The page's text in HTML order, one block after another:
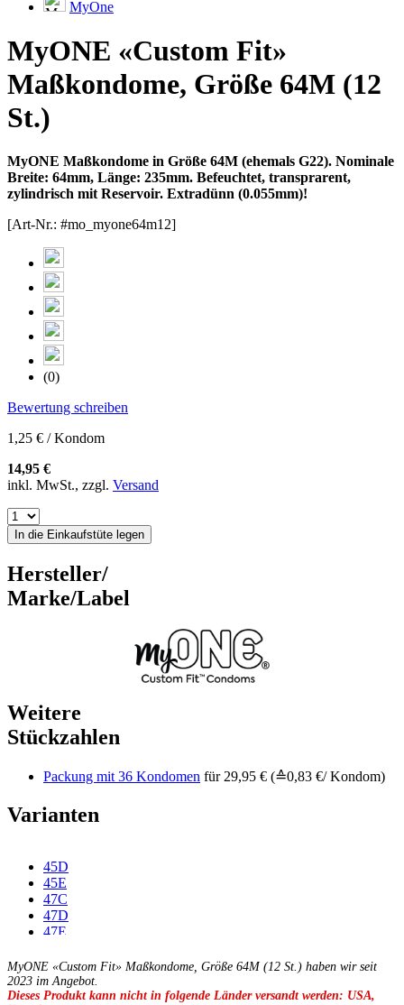
MyOne
MyONE «Custom Fit»
Maßkondome, Größe 64M (12
St.)
MyONE Maßkondome in Größe 64M (ehemals G22). Nominale
Breite: 64mm, Länge: 235mm. Befeuchtet, transprarent,
zylindrisch mit Reservoir. Extradünn (0.055mm)!
[Art-Nr.: #mo_myone64m12]
(0)
Bewertung schreiben
1,25 € / Kondom
14,95 €
inkl. MwSt., zzgl. Versand
In die Einkaufstüte legen
Hersteller/
Marke/Label
Weitere
Stückzahlen
Packung mit 36 Kondomen für 29,95 € (≙0,83 €/ Kondom)
Varianten
45D
45E
47C
47D
47E
49C
49D
49E
MyONE «Custom Fit» Maßkondome, Größe 64M (12 St.) haben wir seit
2023 im Angebot.
Dieses Produkt kann nicht in folgende Länder versandt werden: USA,